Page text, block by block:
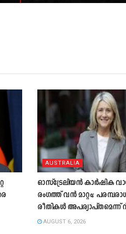
AUSTRALIA
ഓസ്‌ട്രേലിയൻ കാർഷിക
രംഗത്ത് വൻ മാറ്റം;
രീതികൾ അപര്യാപ്തമെന്ന്
AUGUST 6, 2026